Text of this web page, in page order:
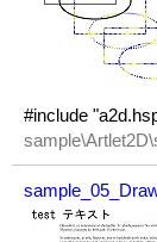
#include